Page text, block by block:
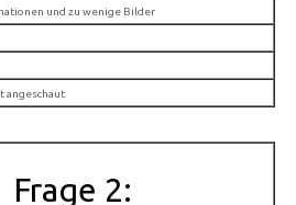
und zu wenige Bilder
angeschaut
Frage 2: